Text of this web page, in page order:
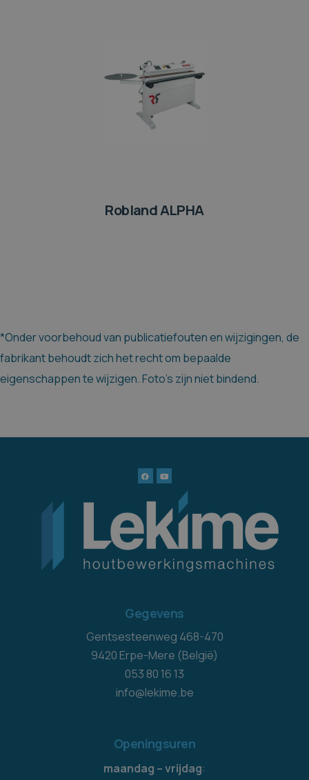
Robland ALPHA
*Onder voorbehoud van publicatiefouten en wijzigingen, de
fabrikant behoudt zich het recht om bepaalde
eigenschappen te wijzigen. Foto's zijn niet bindend.
Gegevens
Gentsesteenweg 468-470
9420 Erpe-Mere (België)
053 80 16 13
info@lekime.be
Openingsuren
maandag – vrijdag: